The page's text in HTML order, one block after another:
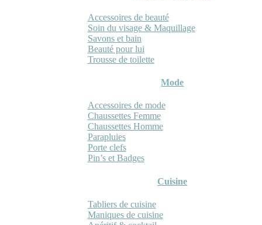
Accessoires de beauté
Soin du visage & Maquillage
Savons et bain
Beauté pour lui
Trousse de toilette
Mode
Accessoires de mode
Chaussettes Femme
Chaussettes Homme
Parapluies
Porte clefs
Pin’s et Badges
Cuisine
Tabliers de cuisine
Maniques de cuisine